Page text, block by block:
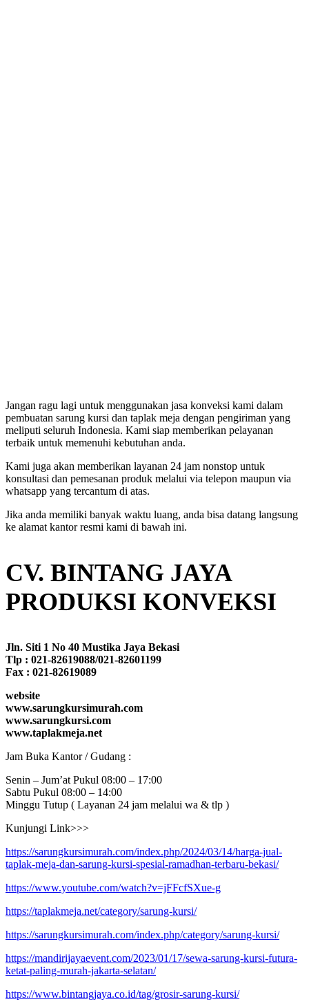
Jangan ragu lagi untuk menggunakan jasa konveksi kami dalam
pembuatan sarung kursi dan taplak meja dengan pengiriman yang
meliputi seluruh Indonesia. Kami siap memberikan pelayanan
terbaik untuk memenuhi kebutuhan anda.
Kami juga akan memberikan layanan 24 jam nonstop untuk
konsultasi dan pemesanan produk melalui via telepon maupun via
whatsapp yang tercantum di atas.
Jika anda memiliki banyak waktu luang, anda bisa datang langsung
ke alamat kantor resmi kami di bawah ini.
CV. BINTANG JAYA
PRODUKSI KONVEKSI
Jln. Siti 1 No 40 Mustika Jaya Bekasi
Tlp : 021-82619088/021-82601199
Fax : 021-82619089
website
www.sarungkursimurah.com
www.sarungkursi.com
www.taplakmeja.net
Jam Buka Kantor / Gudang :
Senin – Jum’at Pukul 08:00 – 17:00
Sabtu Pukul 08:00 – 14:00
Minggu Tutup ( Layanan 24 jam melalui wa & tlp )
Kunjungi Link>>>
https://sarungkursimurah.com/index.php/2024/03/14/harga-jual-
taplak-meja-dan-sarung-kursi-spesial-ramadhan-terbaru-bekasi/
https://www.youtube.com/watch?v=jFFcfSXue-g
https://taplakmeja.net/category/sarung-kursi/
https://sarungkursimurah.com/index.php/category/sarung-kursi/
https://mandirijayaevent.com/2023/01/17/sewa-sarung-kursi-futura-
ketat-paling-murah-jakarta-selatan/
https://www.bintangjaya.co.id/tag/grosir-sarung-kursi/